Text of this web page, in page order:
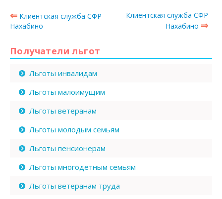
⇐ Клиентская служба СФР
Нахабино
Клиентская служба СФР
Нахабино ⇒
Получатели льгот
Льготы инвалидам
Льготы малоимущим
Льготы ветеранам
Льготы молодым семьям
Льготы пенсионерам
Льготы многодетным семьям
Льготы ветеранам труда